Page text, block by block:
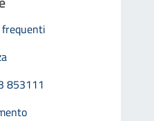
frequenti
853111